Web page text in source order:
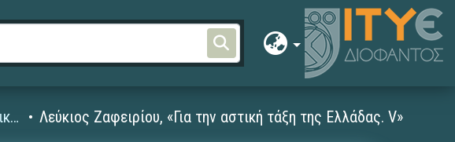
Λογοτεχνικά και κριτικά κείμενα Λεύκιος Ζαφειρίου, «Για την αστική τάξη της Ελλάδας. V»